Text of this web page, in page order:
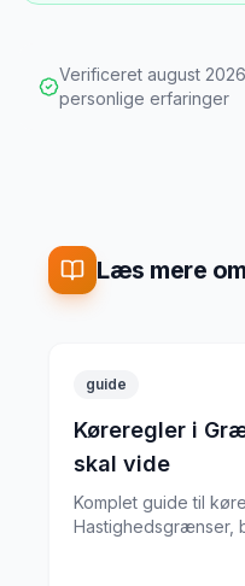
Verificeret august 2026
personlige erfaringer
Læs mere
guide
Køreregler i
skal vide
Komplet guide til
Hastighedsgrænser,